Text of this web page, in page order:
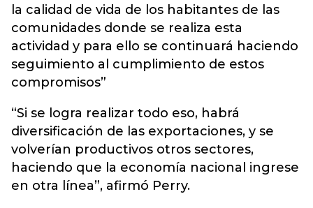
la calidad de vida de los habitantes de las
comunidades donde se realiza esta
actividad y para ello se continuará haciendo
seguimiento al cumplimiento de estos
compromisos”
“Si se logra realizar todo eso, habrá
diversificación de las exportaciones, y se
volverían productivos otros sectores,
haciendo que la economía nacional ingrese
en otra línea”, afirmó Perry.